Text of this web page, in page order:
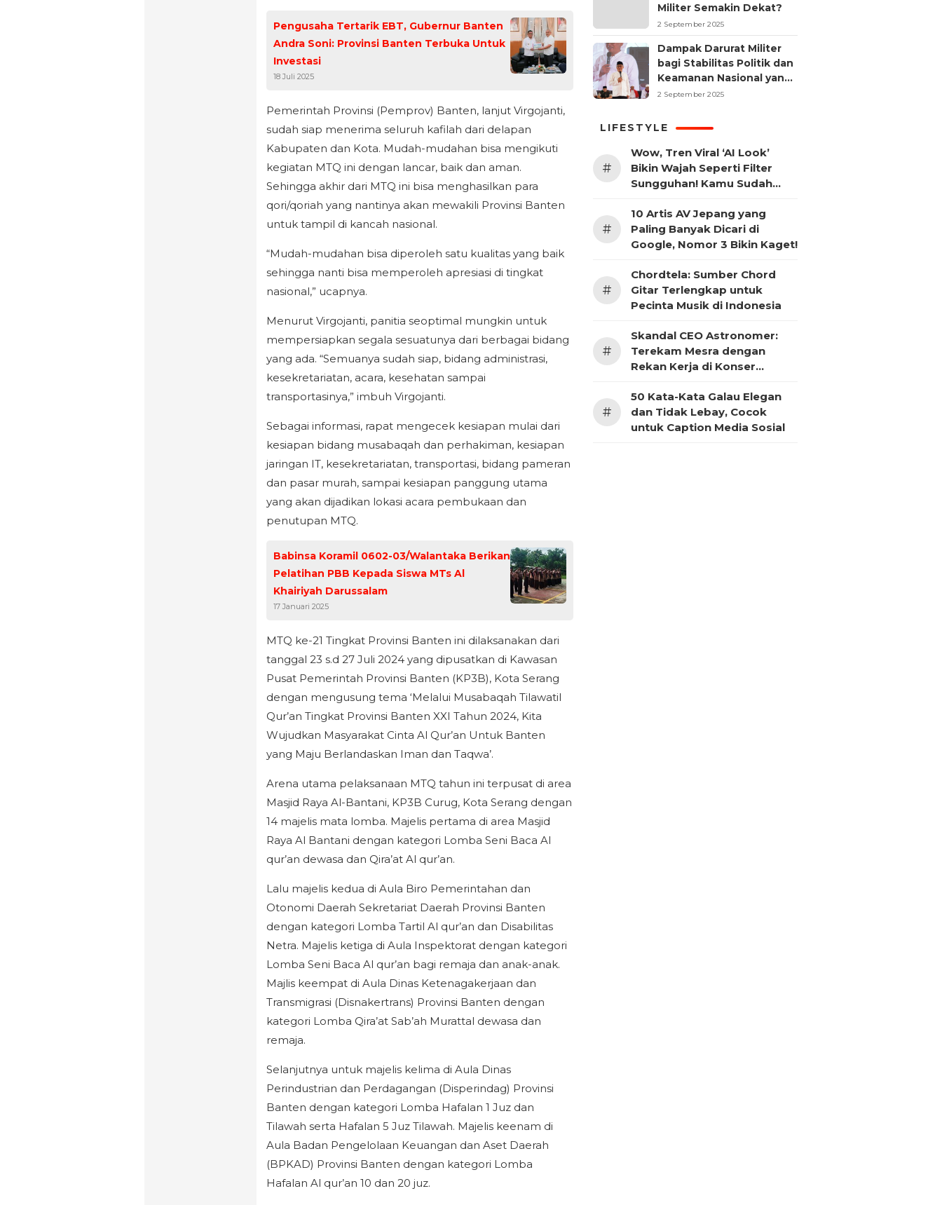
Pengusaha Tertarik EBT, Gubernur Banten
Andra Soni: Provinsi Banten Terbuka Untuk
Investasi
18 Juli 2025
Pemerintah Provinsi (Pemprov) Banten, lanjut Virgojanti,
sudah siap menerima seluruh kafilah dari delapan
Kabupaten dan Kota. Mudah-mudahan bisa mengikuti
kegiatan MTQ ini dengan lancar, baik dan aman.
Sehingga akhir dari MTQ ini bisa menghasilkan para
qori/qoriah yang nantinya akan mewakili Provinsi Banten
untuk tampil di kancah nasional.
“Mudah-mudahan bisa diperoleh satu kualitas yang baik
sehingga nanti bisa memperoleh apresiasi di tingkat
nasional,” ucapnya.
Menurut Virgojanti, panitia seoptimal mungkin untuk
mempersiapkan segala sesuatunya dari berbagai bidang
yang ada. “Semuanya sudah siap, bidang administrasi,
kesekretariatan, acara, kesehatan sampai
transportasinya,” imbuh Virgojanti.
Sebagai informasi, rapat mengecek kesiapan mulai dari
kesiapan bidang musabaqah dan perhakiman, kesiapan
jaringan IT, kesekretariatan, transportasi, bidang pameran
dan pasar murah, sampai kesiapan panggung utama
yang akan dijadikan lokasi acara pembukaan dan
penutupan MTQ.
Babinsa Koramil 0602-03/Walantaka Berikan
Pelatihan PBB Kepada Siswa MTs Al
Khairiyah Darussalam
17 Januari 2025
MTQ ke-21 Tingkat Provinsi Banten ini dilaksanakan dari
tanggal 23 s.d 27 Juli 2024 yang dipusatkan di Kawasan
Pusat Pemerintah Provinsi Banten (KP3B), Kota Serang
dengan mengusung tema ‘Melalui Musabaqah Tilawatil
Qur’an Tingkat Provinsi Banten XXI Tahun 2024, Kita
Wujudkan Masyarakat Cinta Al Qur’an Untuk Banten
yang Maju Berlandaskan Iman dan Taqwa’.
Arena utama pelaksanaan MTQ tahun ini terpusat di area
Masjid Raya Al-Bantani, KP3B Curug, Kota Serang dengan
14 majelis mata lomba. Majelis pertama di area Masjid
Raya Al Bantani dengan kategori Lomba Seni Baca Al
qur’an dewasa dan Qira’at Al qur’an.
Lalu majelis kedua di Aula Biro Pemerintahan dan
Otonomi Daerah Sekretariat Daerah Provinsi Banten
dengan kategori Lomba Tartil Al qur’an dan Disabilitas
Netra. Majelis ketiga di Aula Inspektorat dengan kategori
Lomba Seni Baca Al qur’an bagi remaja dan anak-anak.
Majlis keempat di Aula Dinas Ketenagakerjaan dan
Transmigrasi (Disnakertrans) Provinsi Banten dengan
kategori Lomba Qira’at Sab’ah Murattal dewasa dan
remaja.
Selanjutnya untuk majelis kelima di Aula Dinas
Perindustrian dan Perdagangan (Disperindag) Provinsi
Banten dengan kategori Lomba Hafalan 1 Juz dan
Tilawah serta Hafalan 5 Juz Tilawah. Majelis keenam di
Aula Badan Pengelolaan Keuangan dan Aset Daerah
(BPKAD) Provinsi Banten dengan kategori Lomba
Hafalan Al qur’an 10 dan 20 juz.
Militer Semakin Dekat?
2 September 2025
Dampak Darurat Militer
bagi Stabilitas Politik dan
Keamanan Nasional yang
Sering Terlupakan
2 September 2025
LIFESTYLE
#
Wow, Tren Viral ‘AI Look’
Bikin Wajah Seperti Filter
Sungguhan! Kamu Sudah
#
10 Artis AV Jepang yang
Paling Banyak Dicari di
Google, Nomor 3 Bikin Kaget!
#
Chordtela: Sumber Chord
Gitar Terlengkap untuk
Pecinta Musik di Indonesia
#
Skandal CEO Astronomer:
Terekam Mesra dengan
Rekan Kerja di Konser
#
50 Kata-Kata Galau Elegan
dan Tidak Lebay, Cocok
untuk Caption Media Sosial